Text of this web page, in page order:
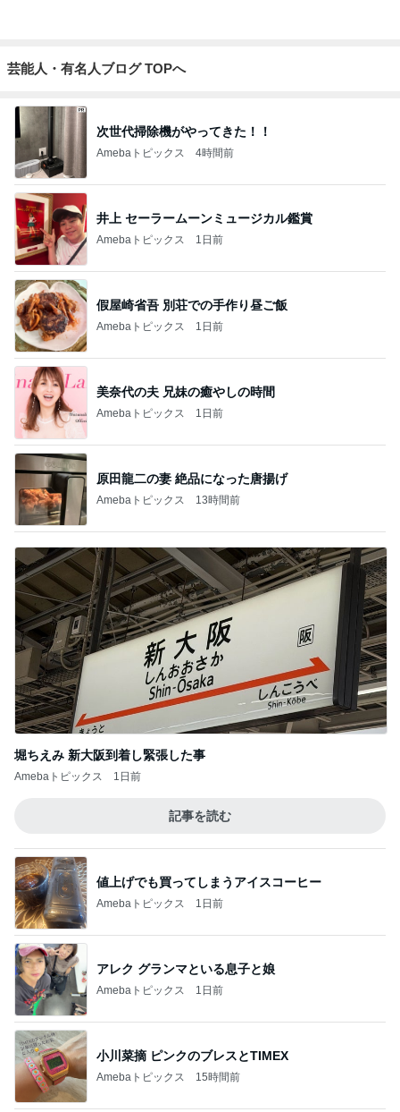
芸能人・有名人ブログ TOPへ
次世代掃除機がやってきた！！
Amebaトピックス 4時間前
井上 セーラームーンミュージカル鑑賞
Amebaトピックス 1日前
假屋崎省吾 別荘での手作り昼ご飯
Amebaトピックス 1日前
美奈代の夫 兄妹の癒やしの時間
Amebaトピックス 1日前
原田龍二の妻 絶品になった唐揚げ
Amebaトピックス 13時間前
堀ちえみ 新大阪到着し緊張した事
Amebaトピックス 1日前
記事を読む
値上げでも買ってしまうアイスコーヒー
Amebaトピックス 1日前
アレク グランマといる息子と娘
Amebaトピックス 1日前
小川菜摘 ピンクのブレスとTIMEX
Amebaトピックス 15時間前